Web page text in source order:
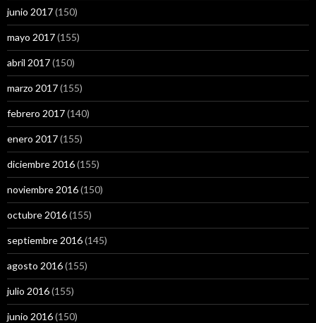
junio 2017(150)
mayo 2017(155)
abril 2017(150)
marzo 2017(155)
febrero 2017(140)
enero 2017(155)
diciembre 2016(155)
noviembre 2016(150)
octubre 2016(155)
septiembre 2016(145)
agosto 2016(155)
julio 2016(155)
junio 2016(150)